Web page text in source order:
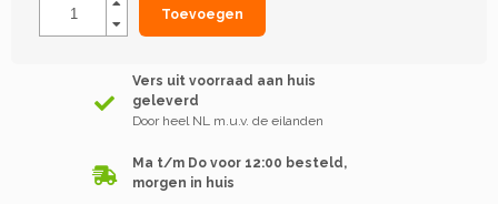
Toevoegen
Vers uit voorraad aan huis
geleverd
Door heel NL m.u.v. de eilanden
Ma t/m Do voor 12:00 besteld,
morgen in huis